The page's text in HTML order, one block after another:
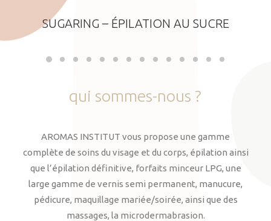
SUGARING – ÉPILATION AU SUCRE
qui sommes-nous ?
AROMAS INSTITUT vous propose une gamme
complète de soins du visage et du corps, épilation ainsi
que l’épilation définitive, forfaits minceur LPG, une
large gamme de vernis semi permanent, manucure,
pédicure, maquillage mariée/soirée, ainsi que des
massages, la microdermabrasion.